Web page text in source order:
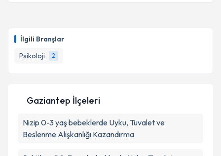
İlgili Branşlar
Psikoloji
2
E-posta Adresiniz
Kişisel verilerimin işlenmesine ilişkin
Metni 'ni okudum ve kişisel verilerimin belirtilen
Gaziantep İlçeleri
Nizip 0-3 yaş bebeklerde Uyku, Tuvalet ve
Beslenme Alışkanlığı Kazandırma